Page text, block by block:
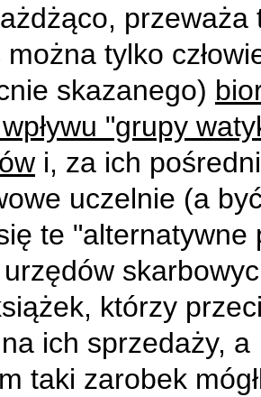
przeważa
można tylko
skazanego)
"grupy
i, za ich
uczelnie (a
te "alternatywne
którzy
ich sprzedaży, a
taki zarobek